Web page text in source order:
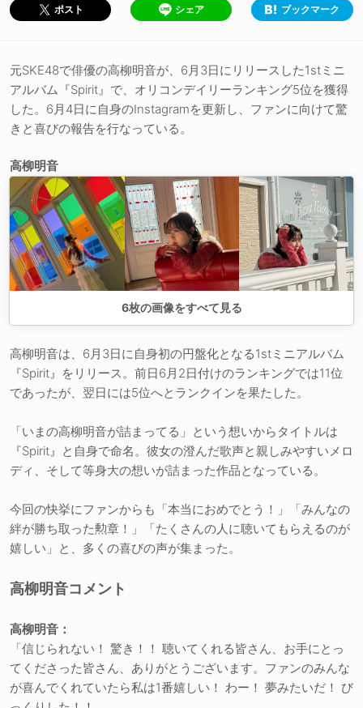
ポスト シェア ブックマーク
元SKE48で俳優の高柳明音が、6月3日にリリースした1stミニ
アルバム『Spirit』で、オリコンデイリーランキング5位を獲得
した。6月4日に自身のInstagramを更新し、ファンに向けて驚
きと喜びの報告を行なっている。
高柳明音
6枚の画像をすべて見る
高柳明音は、6月3日に自身初の円盤化となる1stミニアルバム
『Spirit』をリリース。前日6月2日付けのランキングでは11位
であったが、翌日には5位へとランクインを果たした。
「いまの高柳明音が詰まってる」という想いからタイトルは
『Spirit』と自身で命名。彼女の澄んだ歌声と親しみやすいメロ
ディ、そして等身大の想いが詰まった作品となっている。
今回の快挙にファンからも「本当におめでとう！」「みんなの
絆が勝ち取った勲章！」「たくさんの人に聴いてもらえるのが
嬉しい」と、多くの喜びの声が集まった。
高柳明音コメント
高柳明音：
「信じられない！ 驚き！！ 聴いてくれる皆さん、お手にとっ
てくださった皆さん、ありがとうございます。ファンのみんな
が喜んでくれていたら私は1番嬉しい！ わー！ 夢みたいだ！ び